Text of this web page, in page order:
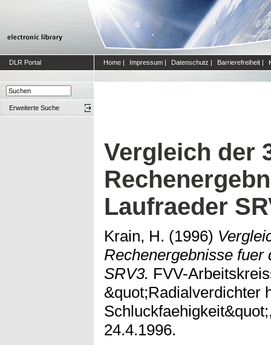
DLR Portal Home | Impressum | Datenschutz | Barrierefreiheit |
Erweiterte Suche
Vergleich der
Laufraeder
Krain, H. (1996)
Rechenergebnisse fuer
SRV3. FVV-
&quot;Radialverdichter
24.4.1996.